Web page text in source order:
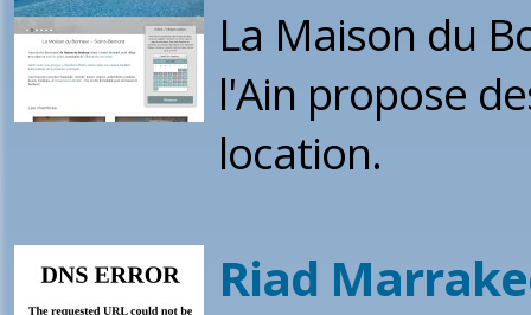
La Maison du
l'Ain propose
location.
Riad